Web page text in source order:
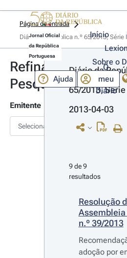
Jornal Oficial
da República
Portuguesa
Início
Sobre o
Ajuda
O
meu
Diário
Página de entrada
Diário da República n.º 65/2013, Série
Refinar
Pesquisa
Emitente
Selecionar
Diário da
65/2013, Série
2013-04-03
9 de 9
resultados
Resolução
Assembleia
n.º 39/2013
adoção por